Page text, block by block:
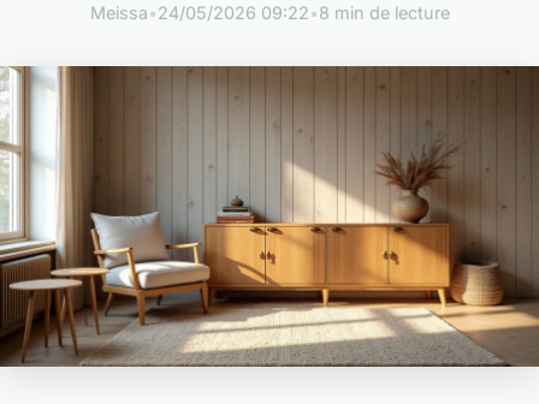
Meissa•24/05/2026 09:22•8 min de lecture